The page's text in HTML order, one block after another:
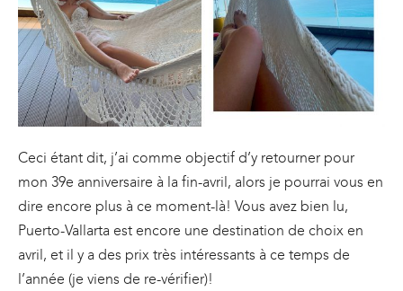
Ceci étant dit, j’ai comme objectif d’y retourner pour
mon 39e anniversaire à la fin-avril, alors je pourrai vous en
dire encore plus à ce moment-là! Vous avez bien lu,
Puerto-Vallarta est encore une destination de choix en
avril, et il y a des prix très intéressants à ce temps de
l’année (je viens de re-vérifier)!